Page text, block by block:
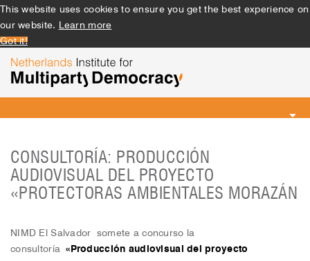
This website uses cookies to ensure you get the best experience on
our website. Learn more
Got it!
Toggle
CONSULTORÍA: PRODUCCIÓN
AUDIOVISUAL DEL PROYECTO
«PROTECTORAS AMBIENTALES MORAZÁN
NIMD El Salvador somete a concurso la
consultoría «Producción audiovisual del proyecto